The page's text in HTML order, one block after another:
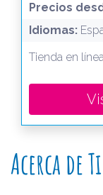
Precios
Idiomas:
Tienda en
Acerca de